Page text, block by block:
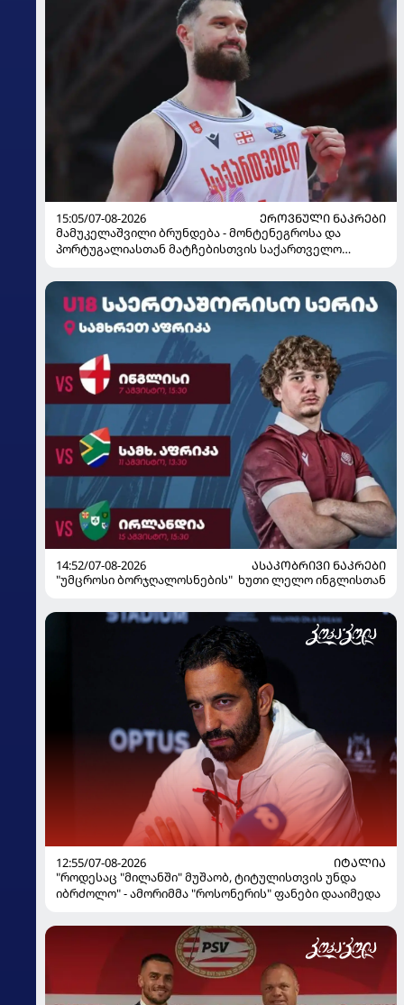
15:05/07-08-2026
ᲔᲠᲝᲕᲜᲣᲚᲘ ᲜᲐᲙᲠᲔᲑᲘ
მამუკელაშვილი ბრუნდება - მონტენეგროსა და
პორტუგალიასთან მატჩებისთვის საქართველო
14:52/07-08-2026
ᲐᲡᲐᲙᲝᲑᲠᲘᲕᲘ ᲜᲐᲙᲠᲔᲑᲘ
"უმცროსი ბორჯღალოსნების" ხუთი ლელო ინგლისთან
12:55/07-08-2026
ᲘᲢᲐᲚᲘᲐ
"როდესაც "მილანში" მუშაობ, ტიტულისთვის უნდა
იბრძოლო" - ამორიმმა "როსონერის" ფანები დააიმედა